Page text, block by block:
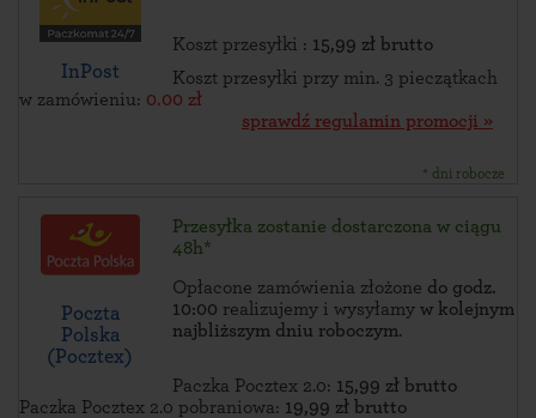
InPost
Koszt przesyłki : 15,99 zł brutto
Koszt przesyłki przy min. 3 pieczątkach
w zamówieniu: 0.00 zł
sprawdź regulamin promocji »
* dni robocze
Poczta
Polska
(Pocztex)
Przesyłka zostanie dostarczona w ciągu
48h*
Opłacone zamówienia złożone do godz.
10:00 realizujemy i wysyłamy w kolejnym
najbliższym dniu roboczym.
Paczka Pocztex 2.0: 15,99 zł brutto
Paczka Pocztex 2.0 pobraniowa: 19,99 zł brutto